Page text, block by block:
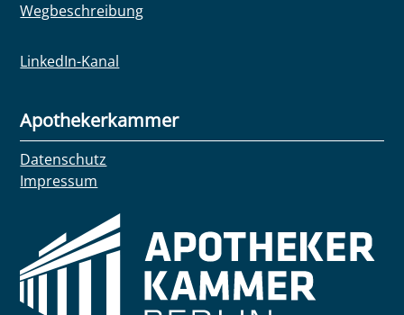
Wegbeschreibung
LinkedIn-Kanal
Apothekerkammer
Datenschutz
Impressum